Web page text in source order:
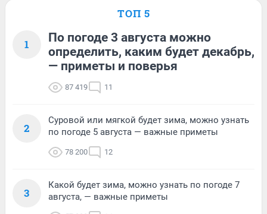
ТОП 5
1
По погоде 3 августа можно
определить, каким будет декабрь,
— приметы и поверья
87 419 11
2
Суровой или мягкой будет зима, можно узнать
по погоде 5 августа — важные приметы
78 200 12
3
Какой будет зима, можно узнать по погоде 7
августа, — важные приметы